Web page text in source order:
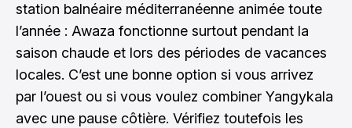
station balnéaire méditerranéenne animée toute
l’année : Awaza fonctionne surtout pendant la
saison chaude et lors des périodes de vacances
locales. C’est une bonne option si vous arrivez
par l’ouest ou si vous voulez combiner Yangykala
avec une pause côtière. Vérifiez toutefois les